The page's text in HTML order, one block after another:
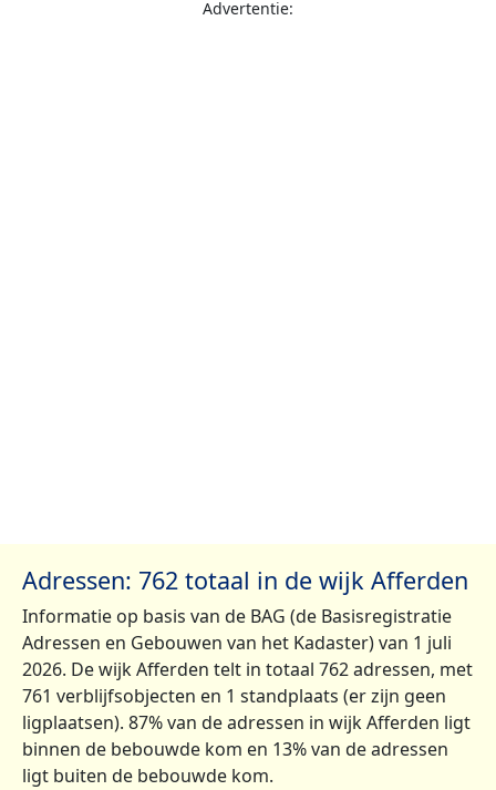
Advertentie:
Adressen: 762 totaal in de wijk Afferden
Informatie op basis van de BAG (de Basisregistratie
Adressen en Gebouwen van het Kadaster) van 1 juli
2026. De wijk Afferden telt in totaal 762 adressen, met
761 verblijfsobjecten en 1 standplaats (er zijn geen
ligplaatsen). 87% van de adressen in wijk Afferden ligt
binnen de bebouwde kom en 13% van de adressen
ligt buiten de bebouwde kom.